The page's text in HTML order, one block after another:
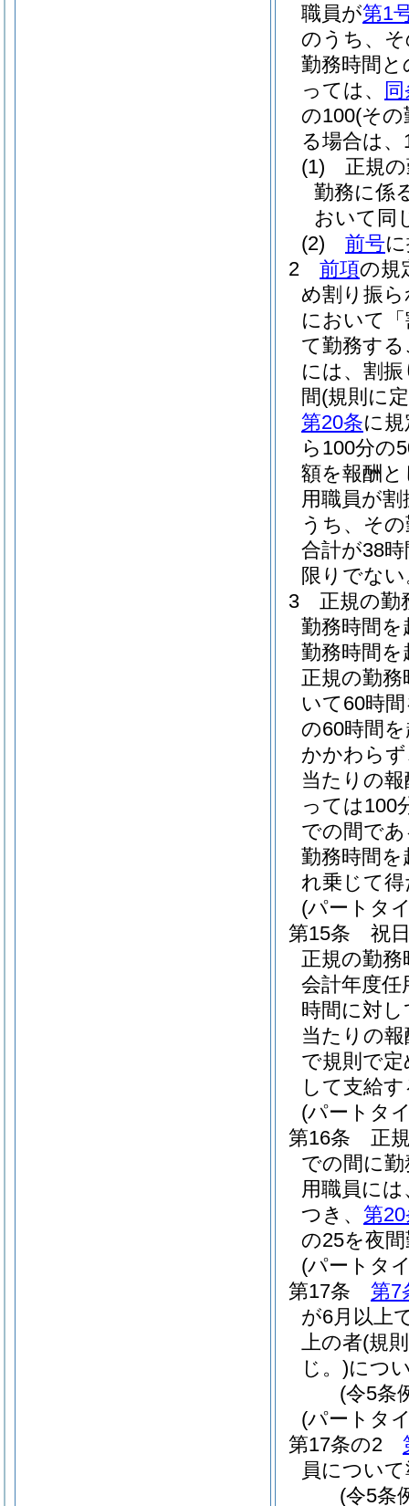
職員が第1
のうち、
勤務時間
っては、
の100(その
る場合は
(1)
正規
勤務に係
おいて同
(2)
前号
2
前項の規
め割り振
において
て勤務す
には、割
間(規則に
第20条に
ら100分の
額を報酬
用職員が
うち、そ
合計が38
限りでな
3
正規の勤
勤務時間
勤務時間
正規の勤
いて60時
の60時間
かかわら
当たりの
っては100
での間で
勤務時間
れ乗じて
(パートタ
第15条
祝
正規の勤
会計年度
時間に対
当たりの
で規則で
して支給
(パートタ
第16条
正
での間に
用職員に
つき、 第
の25を夜
(パートタ
第17条
第7
が6月以上
上の者(規
じ。)につ
(令5条
(パートタ
第17条の2
員につい
(令5条